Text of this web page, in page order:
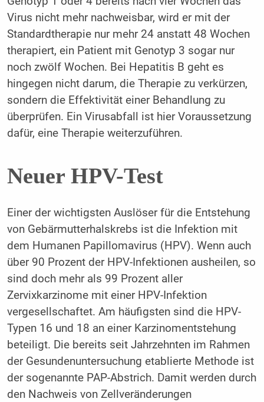
Virus nicht mehr nachweisbar, wird er mit der
Standardtherapie nur mehr 24 anstatt 48 Wochen
therapiert, ein Patient mit Genotyp 3 sogar nur
noch zwölf Wochen. Bei Hepatitis B geht es
hingegen nicht darum, die Therapie zu verkürzen,
sondern die Effektivität einer Behandlung zu
überprüfen. Ein Virusabfall ist hier Voraussetzung
dafür, eine Therapie weiterzuführen.
Neuer HPV-Test
Einer der wichtigsten Auslöser für die Entstehung
von Gebärmutterhalskrebs ist die Infektion mit
dem Humanen Papillomavirus (HPV). Wenn auch
über 90 Prozent der HPV-Infektionen ausheilen, so
sind doch mehr als 99 Prozent aller
Zervixkarzinome mit einer HPV-Infektion
vergesellschaftet. Am häufigsten sind die HPV-
Typen 16 und 18 an einer Karzinomentstehung
beteiligt. Die bereits seit Jahrzehnten im Rahmen
der Gesundenuntersuchung etablierte Methode ist
der sogenannte PAP-Abstrich. Damit werden durch
den Nachweis von Zellveränderungen